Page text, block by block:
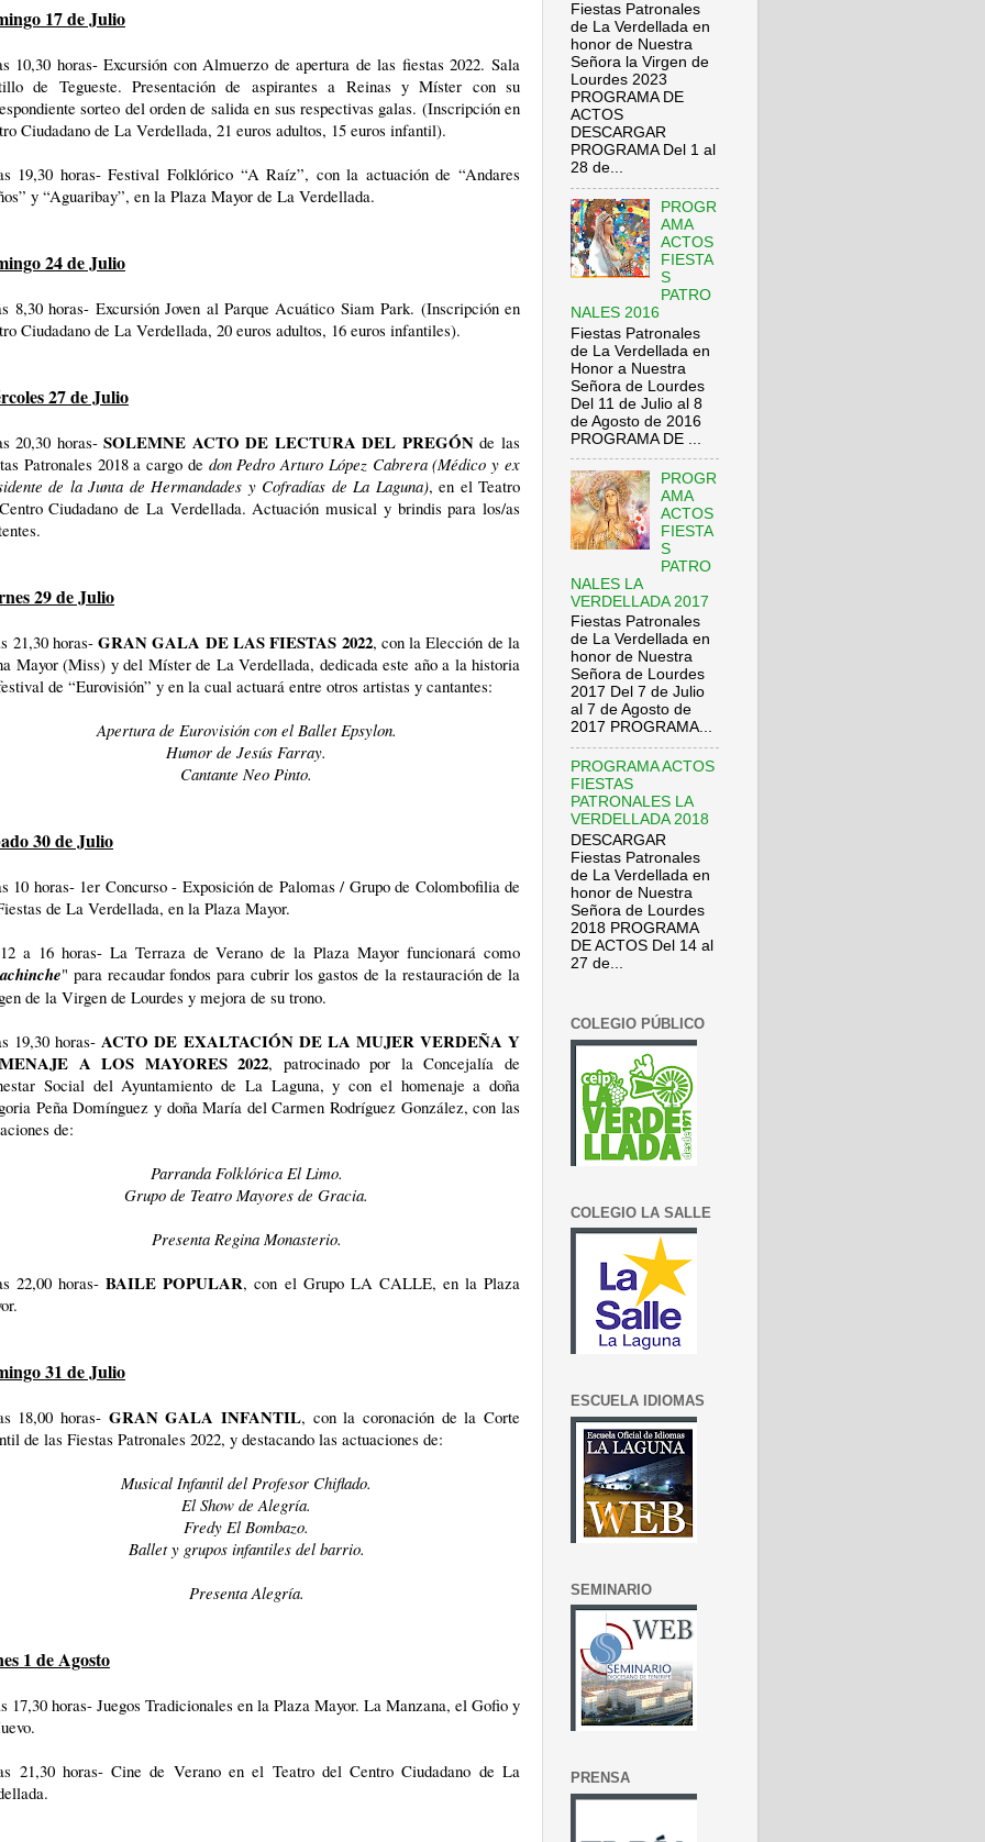
17 de Julio
10,30 horas- Excursión con Almuerzo de apertura de las fiestas 2022. Sala
de Tegueste. Presentación de aspirantes a Reinas y Míster con su
sorteo del orden de salida en sus respectivas galas. (Inscripción en
Ciudadano de La Verdellada, 21 euros adultos, 15 euros infantil).
19,30 horas- Festival Folklórico “A Raíz”, con la actuación de “Andares
y “Aguaribay”, en la Plaza Mayor de La Verdellada.
24 de Julio
8,30 horas- Excursión Joven al Parque Acuático Siam Park. (Inscripción en
Ciudadano de La Verdellada, 20 euros adultos, 16 euros infantiles).
27 de Julio
20,30 horas-SOLEMNE ACTO DE LECTURA DEL PREGÓNde las
Patronales 2018 a cargo de don Pedro Arturo López Cabrera (Médico y ex
de la Junta de Hermandades y Cofradías de La Laguna), en el Teatro
Ciudadano de La Verdellada. Actuación musical y brindis para los/as
29 de Julio
21,30 horas-GRAN GALA DE LAS FIESTAS 2022, con la Elección de la
Mayor (Miss) y del Míster de La Verdellada, dedicada este año a la historia
de “Eurovisión” y en la cual actuará entre otros artistas y cantantes:
Apertura de Eurovisión con el Ballet Epsylon.
Humor de Jesús Farray.
Cantante Neo Pinto.
30 de Julio
10 horas- 1er Concurso - Exposición de Palomas / Grupo de Colombofilia de
de La Verdellada, en la Plaza Mayor.
a 16 horas- La Terraza de Verano de la Plaza Mayor funcionará como
" para recaudar fondos para cubrir los gastos de la restauración de la
de la Virgen de Lourdes y mejora de su trono.
19,30 horas-ACTO DE EXALTACIÓN DE LA MUJER VERDEÑA Y
A LOS MAYORES 2022, patrocinado por la Concejalía de
Social del Ayuntamiento de La Laguna, y con el homenaje a doña
Peña Domínguez y doña María del Carmen Rodríguez González, con las
de:
Parranda Folklórica El Limo.
Grupo de Teatro Mayores de Gracia.
Presenta Regina Monasterio.
22,00 horas-BAILE POPULAR, con el Grupo LA CALLE, en la Plaza
31 de Julio
18,00 horas- GRAN GALA INFANTIL, con la coronación de la Corte
de las Fiestas Patronales 2022, y destacando las actuaciones de:
Musical Infantil del Profesor Chiflado.
El Show de Alegría.
Fredy El Bombazo.
Ballet y grupos infantiles del barrio.
Presenta Alegría.
1 de Agosto
17,30 horas- Juegos Tradicionales en la Plaza Mayor. La Manzana, el Gofio y
21,30 horas- Cine de Verano en el Teatro del Centro Ciudadano de La
Fiestas Patronales
de La Verdellada en
honor de Nuestra
Señora la Virgen de
Lourdes 2023
PROGRAMA DE
ACTOS
DESCARGAR
PROGRAMA Del 1 al
28 de...
PROGR
AMA
ACTOS
FIESTA
S
PATRO
NALES 2016
Fiestas Patronales
de La Verdellada en
Honor a Nuestra
Señora de Lourdes
Del 11 de Julio al 8
de Agosto de 2016
PROGRAMA DE ...
PROGR
AMA
ACTOS
FIESTA
S
PATRO
NALES LA
VERDELLADA 2017
Fiestas Patronales
de La Verdellada en
honor de Nuestra
Señora de Lourdes
2017 Del 7 de Julio
al 7 de Agosto de
2017 PROGRAMA...
PROGRAMA ACTOS
FIESTAS
PATRONALES LA
VERDELLADA 2018
DESCARGAR
Fiestas Patronales
de La Verdellada en
honor de Nuestra
Señora de Lourdes
2018 PROGRAMA
DE ACTOS Del 14 al
27 de...
COLEGIO PÚBLICO
COLEGIO LA SALLE
ESCUELA IDIOMAS
SEMINARIO
PRENSA